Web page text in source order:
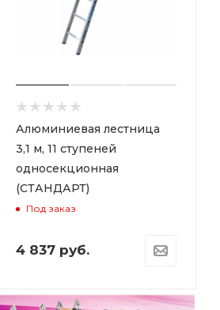
Алюминиевая лестница
3,1 м, 11 ступеней
односекционная
(СТАНДАРТ)
Под заказ
4 837 руб.